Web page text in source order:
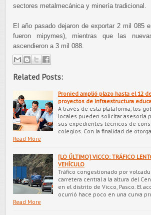
sectores metalmecánica y minería tradicional.
El año pasado dejaron de exportar 2 mil 085
fueron mipymes), mientras que las
ascendieron a 3 mil 088.
Related Posts:
Pronied amplió plazo hasta el 12
proyectos de infraestructura
A través de esta plataforma, los
locales pueden solicitar asesoría
sus expedientes técnicos de
colegios. Con la finalidad de
Read More
[LO ÚLTIMO] VICCO: TRÁFICO
VEHÍCULO
Tráfico congestionado por
carretera central a la altura del
en el distrito de Vicco, Pasco. El
ocurrió hace poco en una curva
Read More